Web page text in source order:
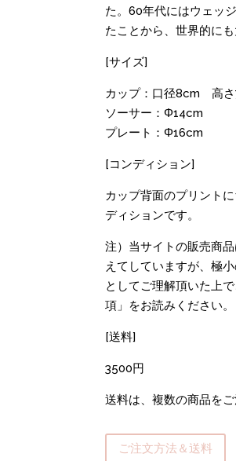
た。60年代にはウェッ
たことから、世界的に
[サイズ]
カップ：口径8cm 高さ
ソーサー：Φ14cm
プレート：Φ16cm
[コンディション]
カップ背面のプリント
ディションです。
注）当サイトの販売商
えてしていますが、極
としてご理解頂いた上
項」をお読みください。
[送料]
3500円
送料は、複数の商品を
ご注文方法＆送料